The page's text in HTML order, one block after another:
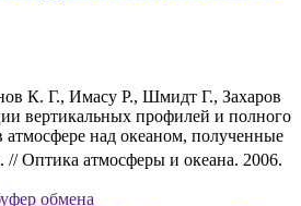
К. Г., Имасу Р., Шмидт Г., Захаров
вертикальных профилей и полного
атмосфере над океаном, полученные
Оптика атмосферы и океана. 2006.
обмена